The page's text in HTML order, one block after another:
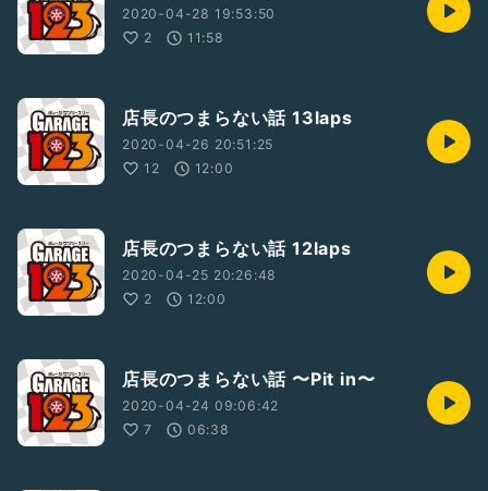
2020-04-28 19:53:50
2
11:58
店長のつまらない話 13laps
2020-04-26 20:51:25
12
12:00
店長のつまらない話 12laps
2020-04-25 20:26:48
2
12:00
店長のつまらない話 〜Pit in〜
2020-04-24 09:06:42
7
06:38